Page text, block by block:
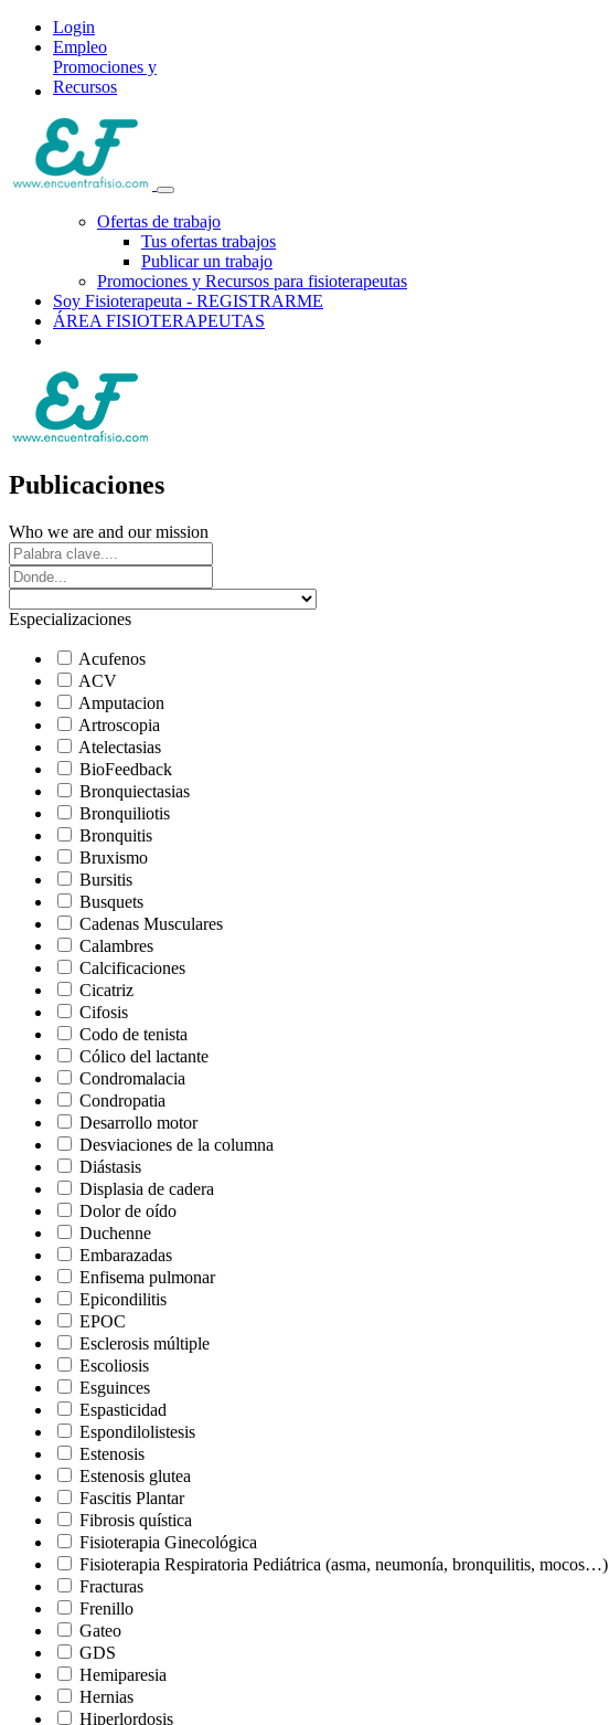
Login
Empleo
Promociones y
Recursos
Ofertas de trabajo
Tus ofertas trabajos
Publicar un trabajo
Promociones y Recursos para fisioterapeutas
Soy Fisioterapeuta - REGISTRARME
ÁREA FISIOTERAPEUTAS
Publicaciones
Who we are and our mission
Especializaciones
Acufenos
ACV
Amputacion
Artroscopia
Atelectasias
BioFeedback
Bronquiectasias
Bronquiliotis
Bronquitis
Bruxismo
Bursitis
Busquets
Cadenas Musculares
Calambres
Calcificaciones
Cicatriz
Cifosis
Codo de tenista
Cólico del lactante
Condromalacia
Condropatia
Desarrollo motor
Desviaciones de la columna
Diástasis
Displasia de cadera
Dolor de oído
Duchenne
Embarazadas
Enfisema pulmonar
Epicondilitis
EPOC
Esclerosis múltiple
Escoliosis
Esguinces
Espasticidad
Espondilolistesis
Estenosis
Estenosis glutea
Fascitis Plantar
Fibrosis quística
Fisioterapia Ginecológica
Fisioterapia Respiratoria Pediátrica (asma, neumonía, bronquilitis, mocos…)
Fracturas
Frenillo
Gateo
GDS
Hemiparesia
Hernias
Hiperlordosis